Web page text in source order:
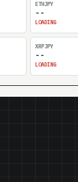
ETHJPY
--
LOADING
XRPJPY
--
LOADING